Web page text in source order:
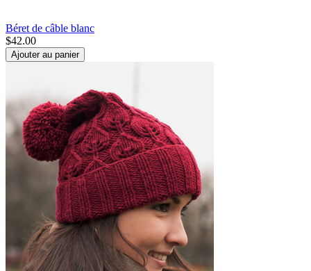
Béret de câble blanc
$42.00
Ajouter au panier